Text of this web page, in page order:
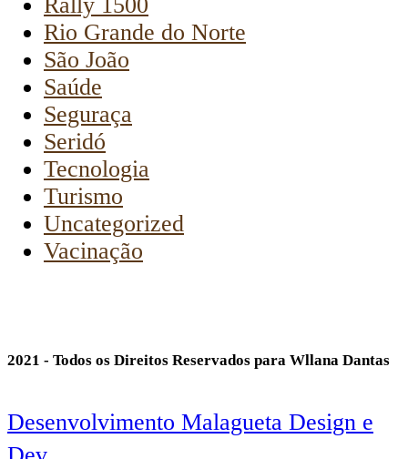
Rio Grande do Norte
São João
Saúde
Seguraça
Seridó
Tecnologia
Turismo
Uncategorized
Vacinação
2021 - Todos os Direitos Reservados para Wllana Dantas
Desenvolvimento Malagueta Design e